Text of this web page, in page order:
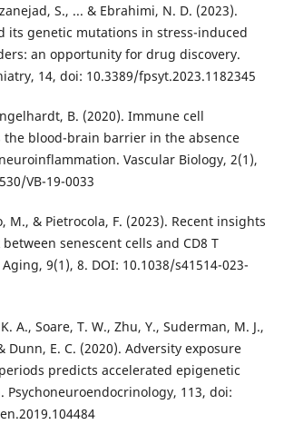
S., ... & Ebrahimi, N. D. (2023).
its genetic mutations in stress-induced
an opportunity for drug discovery.
14, doi: 10.3389/fpsyt.2023.1182345
B. (2020). Immune cell
the blood-brain barrier in the absence
Vascular Biology, 2(1),
VB-19-0033
M., & Pietrocola, F. (2023). Recent insights
senescent cells and CD8 T
9(1), 8. DOI: 10.1038/s41514-023-
A., Soare, T. W., Zhu, Y., Suderman, M. J.,
Dunn, E. C. (2020). Adversity exposure
predicts accelerated epigenetic
113, doi: